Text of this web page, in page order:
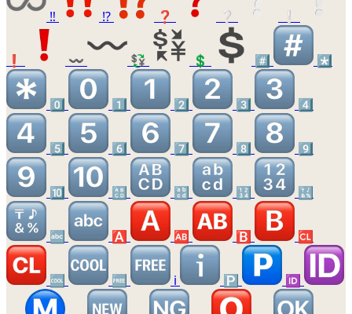
‼️ ⁉️ ❓ ❔ ❕
❗ 〰️ 💱 💲 #️⃣ *️⃣
0️⃣ 1️⃣ 2️⃣ 3️⃣ 4️⃣
5️⃣ 6️⃣ 7️⃣ 8️⃣ 9️⃣
🔟 🔠 🔡 🔢 🔣
🔤 🅰️ 🆎 🅱️ 🆑
🆒 🆓 ℹ️ 🅿️ 🆔